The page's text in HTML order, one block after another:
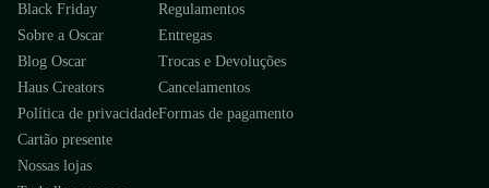
Black Friday
Sobre a Oscar
Blog Oscar
Haus Creators
Política de privacidade
Cartão presente
Nossas lojas
Regulamentos
Entregas
Trocas e Devoluções
Cancelamentos
Formas de pagamento